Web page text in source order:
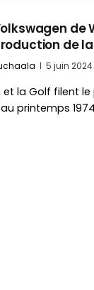
de
5 juin 2024
et la Golf filent
au printemps